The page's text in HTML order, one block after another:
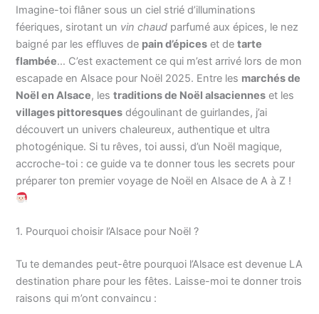
Imagine-toi flâner sous un ciel strié d’illuminations
féeriques, sirotant un vin chaud parfumé aux épices, le nez
baigné par les effluves de pain d’épices et detarte
flambée… C’est exactement ce qui m’est arrivé lors de mon
escapade en Alsace pour Noël 2025. Entre les marchés de
Noël en Alsace, lestraditions de Noël alsaciennes et les
villages pittoresques dégoulinant de guirlandes, j’ai
découvert un univers chaleureux, authentique et ultra
photogénique. Si tu rêves, toi aussi, d’un Noël magique,
accroche-toi : ce guide va te donner tous les secrets pour
préparer ton premier voyage de Noël en Alsace de A à Z !
1. Pourquoi choisir l’Alsace pour Noël ?
Tu te demandes peut-être pourquoi l’Alsace est devenue LA
destination phare pour les fêtes. Laisse-moi te donner trois
raisons qui m’ont convaincu :